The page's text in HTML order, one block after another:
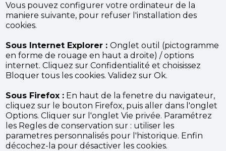
Vous pouvez configurer votre ordinateur de la
maniere suivante, pour refuser l'installation des
cookies.
Sous Internet Explorer : Onglet outil (pictogramme
en forme de rouage en haut a droite) / options
internet. Cliquez sur Confidentialité et choisissez
Bloquer tous les cookies. Validez sur Ok.
Sous Firefox : En haut de la fenetre du navigateur,
cliquez sur le bouton Firefox, puis aller dans l'onglet
Options. Cliquer sur l'onglet Vie privée. Paramétrez
les Regles de conservation sur : utiliser les
parametres personnalisés pour l'historique. Enfin
décochez-la pour désactiver les cookies.